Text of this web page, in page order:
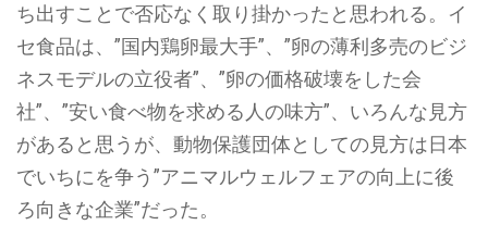
ち出すことで否応なく取り掛かったと思われる。イ
セ食品は、”国内鶏卵最大手”、”卵の薄利多売のビジ
ネスモデルの立役者”、”卵の価格破壊をした会
社”、”安い食べ物を求める人の味方”、いろんな見方
があると思うが、動物保護団体としての見方は日本
でいちにを争う”アニマルウェルフェアの向上に後
ろ向きな企業”だった。